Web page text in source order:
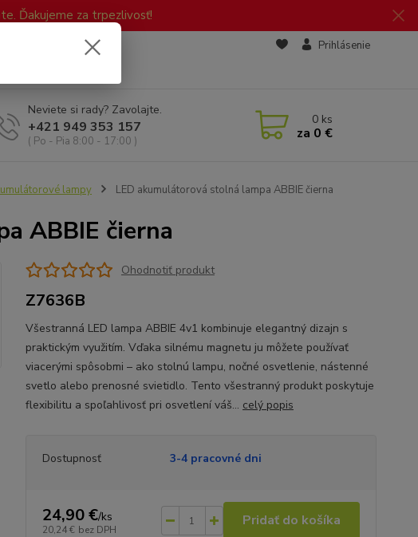
Ďakujeme za trpezlivosť!
Prihlásenie
Neviete si rady? Zavolajte.
+421 949 353 157
( Po - Pia 8:00 - 17:00 )
0 ks
za 0 €
lampy LED akumulátorová stolná lampa ABBIE čierna
ABBIE čierna
Ohodnotiť produkt
Z7636B
Všestranná LED lampa ABBIE 4v1 kombinuje elegantný dizajn s
praktickým využitím. Vďaka silnému magnetu ju môžete používať
viacerými spôsobmi – ako stolnú lampu, nočné osvetlenie, nástenné
svetlo alebo prenosné svietidlo. Tento všestranný produkt poskytuje
flexibilitu a spoľahlivosť pri osvetlení váš... celý popis
Dostupnosť 3-4 pracovné dni
24,90 €/ks
20,24 € bez DPH
Pridať do košíka